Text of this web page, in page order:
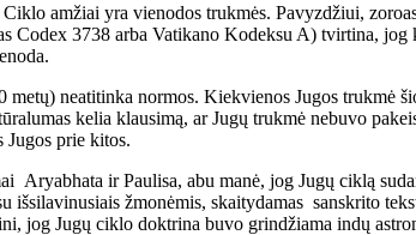
amžiai yra vienodos trukmės. Pavyzdžiui,
Codex 3738 arba Vatikano Kodeksu A) tvirtina,
neatitinka normos. Kiekvienos Jugos trukmė
kelia klausimą, ar Jugų trukmė nebuvo
Jugos prie kitos.
Aryabhata ir Paulisa, abu manė, jog Jugų ciklą
žmonėmis, skaitydamas sanskrito
Jugų ciklo doktrina buvo grindžiama indų